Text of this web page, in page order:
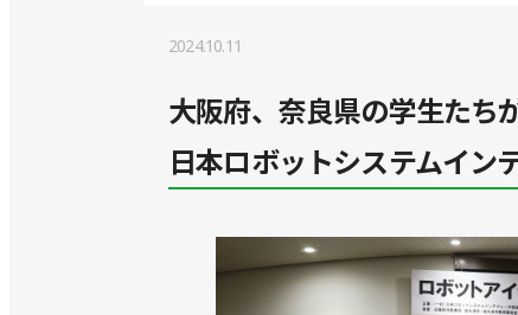
2024.10.11
大阪府、奈良県の学生たち
日本ロボットシステムイン